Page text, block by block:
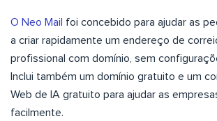
O Neo Mail foi concebido para ajudar as
a criar rapidamente um endereço de
profissional com domínio, sem
Inclui também um domínio gratuito e um
Web de IA gratuito para ajudar as
facilmente.